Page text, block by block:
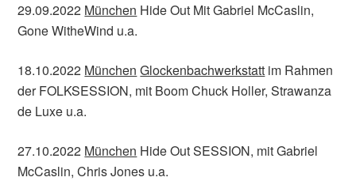
29.09.2022 München Hide Out Mit Gabriel McCaslin,
Gone WitheWind u.a.
18.10.2022 München Glockenbachwerkstatt im Rahmen
der FOLKSESSION, mit Boom Chuck Holler, Strawanza
de Luxe u.a.
27.10.2022 München Hide Out SESSION, mit Gabriel
McCaslin, Chris Jones u.a.